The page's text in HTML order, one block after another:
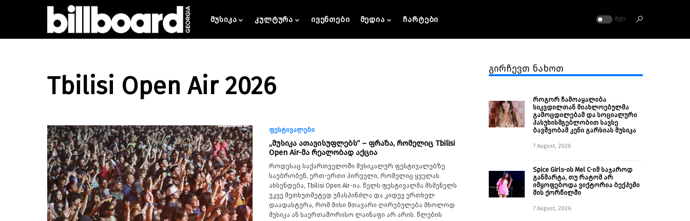
მუსიკა კულტურა ივენთები მედია ჩარტები ᲛᲣᲥᲘ
Tbilisi Open Air 2026
ფესტივალები
„მუსიკა ათავისუფლებს“ – ფრაზა, რომელიც Tbilisi
Open Air-მა რეალობად აქცია
როდესაც საქართველოში მუსიკალურ ფესტივალებზე
საუბრობენ, ერთ-ერთი პირველი, რომელიც ყველას
ახსენდება, Tbilisi Open Air-ია. წელს ფესტივალმა მსმენელს
უკვე მეთხუთმეტედ უმასპინძლა და კიდევ ერთხელ
დაადასტურა, რომ მისი მთავარი ღირებულება მხოლოდ
მუსიკა ან საერთაშორისო ლაინაფი არ არის. წლების
გირჩევთ ნახოთ
როგორ ჩამოაყალიბა
სიკვდილთან მიახლოებულმა
გამოცდილებამ და სოციალური
პასუხისმგებლობით სავსე
ბავშვობამ კენი გარსიას მუსიკა
7 August, 2026
Spice Girls-ის Mel C-იმ საჯაროდ
განმარტა, თუ რატომ არ
იმყოფებოდა ვიქტორია ბექჰემი
მის ქორწილში
7 August, 2026